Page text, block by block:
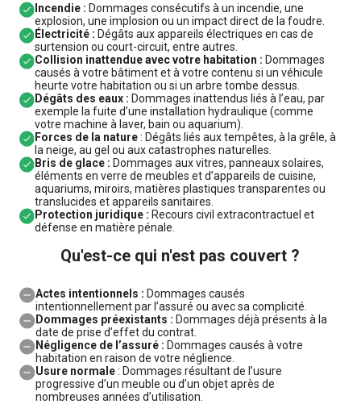
Incendie : Dommages consécutifs à un incendie, une
explosion, une implosion ou un impact direct de la foudre.
Électricité : Dégâts aux appareils électriques en cas de
surtension ou court-circuit, entre autres.
Collision inattendue avec votre habitation : Dommages
causés à votre bâtiment et à votre contenu si un véhicule
heurte votre habitation ou si un arbre tombe dessus.
Dégâts des eaux : Dommages inattendus liés à l’eau, par
exemple la fuite d’une installation hydraulique (comme
votre machine à laver, bain ou aquarium).
Forces de la nature: Dégâts liés aux tempêtes, à la grêle, à
la neige, au gel ou aux catastrophes naturelles.
Bris de glace : Dommages aux vitres, panneaux solaires,
éléments en verre de meubles et d’appareils de cuisine,
aquariums, miroirs, matières plastiques transparentes ou
translucides et appareils sanitaires.
Protection juridique : Recours civil extracontractuel et
défense en matière pénale.
Qu'est-ce qui n'est pas couvert ?
Actes intentionnels : Dommages causés
intentionnellement par l’assuré ou avec sa complicité.
Dommages préexistants : Dommages déjà présents à la
date de prise d’effet du contrat.
Négligence de l’assuré : Dommages causés à votre
habitation en raison de votre néglience.
Usure normale: Dommages résultant de l’usure
progressive d’un meuble ou d’un objet après de
nombreuses années d’utilisation.